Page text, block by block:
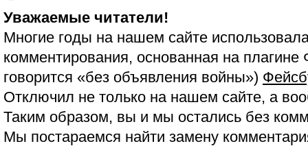
Уважаемые читатели!
Многие годы на нашем сайте
комментирования, основанная на
говорится «без объявления войны»)
Отключил не только на нашем сайте, а
Таким образом, вы и мы остались без
Мы постараемся найти замену